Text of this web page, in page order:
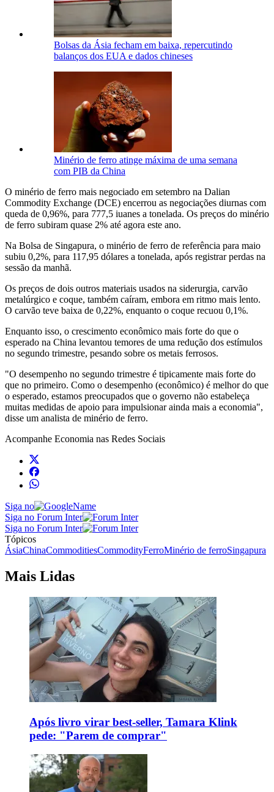
Bolsas da Ásia fecham em baixa, repercutindo
balanços dos EUA e dados chineses
Minério de ferro atinge máxima de uma semana
com PIB da China
O minério de ferro mais negociado em setembro na Dalian
Commodity Exchange (DCE) encerrou as negociações diurnas com
queda de 0,96%, para 777,5 iuanes a tonelada. Os preços do minério
de ferro subiram quase 2% até agora este ano.
Na Bolsa de Singapura, o minério de ferro de referência para maio
subiu 0,2%, para 117,95 dólares a tonelada, após registrar perdas na
sessão da manhã.
Os preços de dois outros materiais usados na siderurgia, carvão
metalúrgico e coque, também caíram, embora em ritmo mais lento.
O carvão teve baixa de 0,22%, enquanto o coque recuou 0,1%.
Enquanto isso, o crescimento econômico mais forte do que o
esperado na China levantou temores de uma redução dos estímulos
no segundo trimestre, pesando sobre os metais ferrosos.
"O desempenho no segundo trimestre é tipicamente mais forte do
que no primeiro. Como o desempenho (econômico) é melhor do que
o esperado, estamos preocupados que o governo não estabeleça
muitas medidas de apoio para impulsionar ainda mais a economia",
disse um analista de minério de ferro.
Acompanhe Economia nas Redes Sociais
Siga no
Siga no Forum Inter
Siga no Forum Inter
Tópicos
ÁsiaChinaCommoditiesCommodityFerroMinério de ferroSingapura
Mais Lidas
Após livro virar best-seller, Tamara Klink
pede: "Parem de comprar"